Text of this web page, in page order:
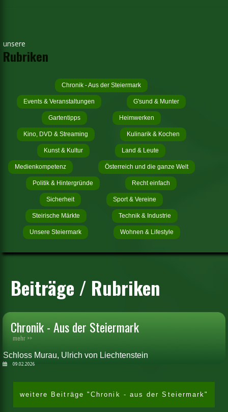
unsere
Rubriken
Chronik - Aus der Steiermark
Events & Veranstaltungen G'sund & Munter
Gartentipps Heimwerken
Kino, DVD & Streaming Kulinarik & Kochen
Kunst & Kultur Land & Leute
Medienkompetenz Österreich und die ganze Welt
Politik & Hintergründe Recht einfach
Sicherheit Sport & Vereine
Steirische Märkte Technik & Industrie
Unsere Steiermark Wohnen & Lifestyle
Beiträge / Rubriken
Chronik - Aus der Steiermark
mehr >>
Schloss Murau, Ulrich von Liechtenstein
09.02.2026
weitere Beiträge "Chronik - aus der Steiermark"